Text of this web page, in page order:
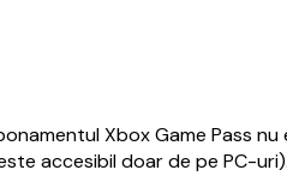
Xbox Game Pass
accesibil doar de pe PC-